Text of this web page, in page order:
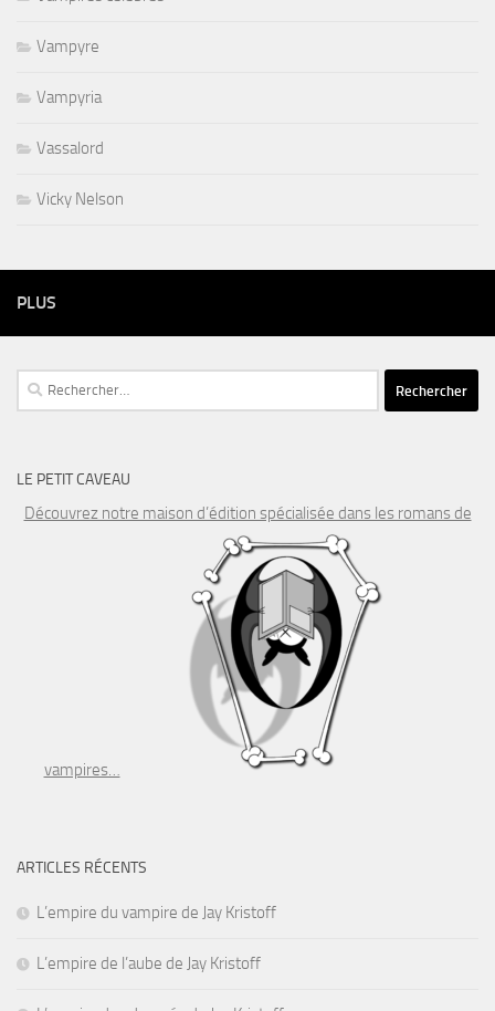
Vampyre
Vampyria
Vassalord
Vicky Nelson
PLUS
Rechercher :
LE PETIT CAVEAU
Découvrez notre maison d’édition spécialisée dans les romans de
vampires…
ARTICLES RÉCENTS
L’empire du vampire de Jay Kristoff
L’empire de l’aube de Jay Kristoff